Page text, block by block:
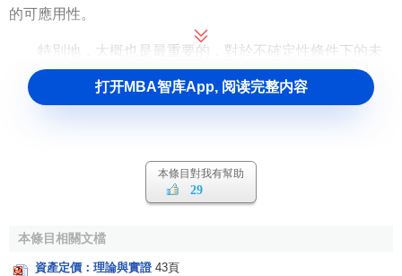
的可應用性。
特別地，大概也是最重要的，對於不確定性條件下的未
來收益而言，許多資產或權益的價格是不可能觀察到的，如
政府投資項目 或私人投資項目、新的金融證券、全部收買機
未來收益的預期折現；或者以無風險收益率
益，再加上一個代表風險溢價的誤差因數。為此，資產定價
統風險總體變動的
產定價方法，通常稱為 均衡定價
打开MBA智库App, 阅读完整内容
本條目對我有幫助
29
本條目相關文檔
資產定價：理論與實證 43頁